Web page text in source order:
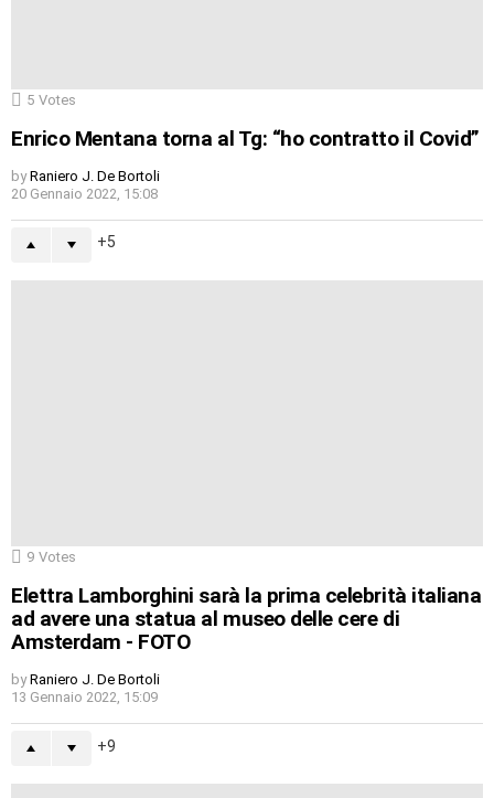
5 Votes
Enrico Mentana torna al Tg: “ho contratto il Covid”
by Raniero J. De Bortoli
20 Gennaio 2022, 15:08
5
9 Votes
Elettra Lamborghini sarà la prima celebrità italiana
ad avere una statua al museo delle cere di
Amsterdam - FOTO
by Raniero J. De Bortoli
13 Gennaio 2022, 15:09
9